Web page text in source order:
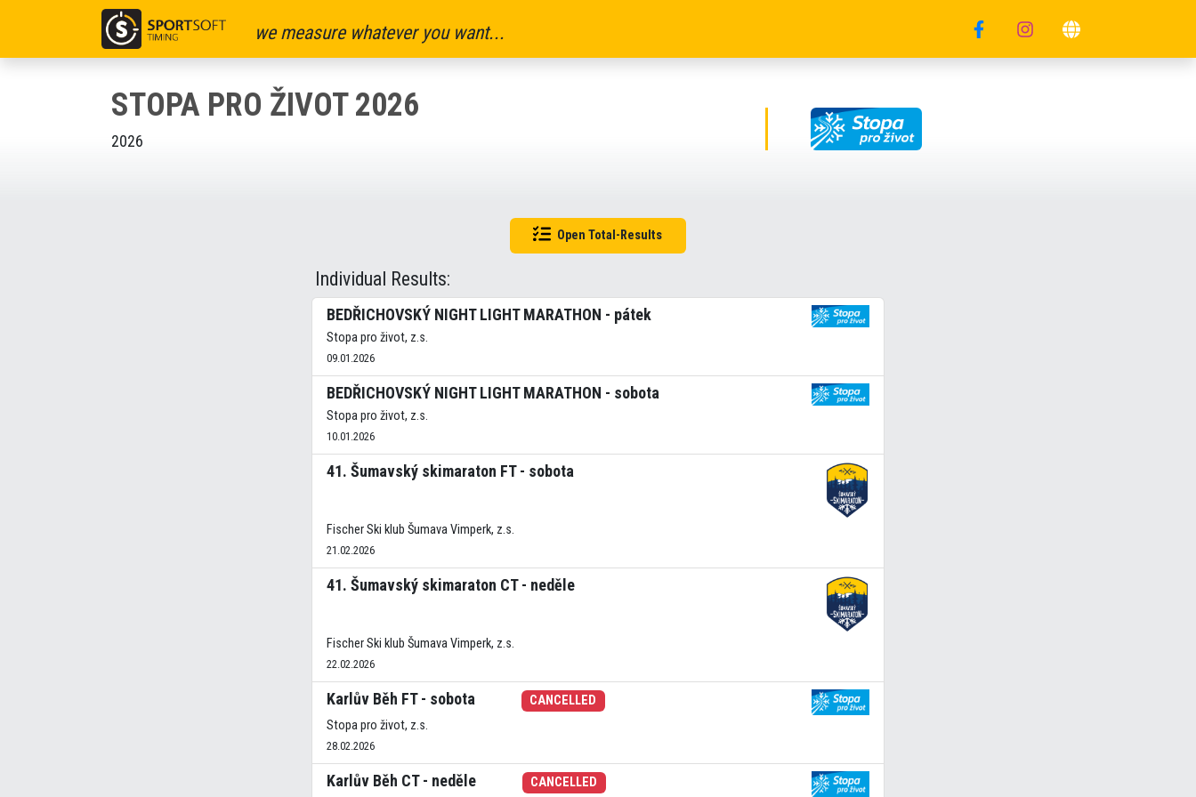
we measure whatever you want...
STOPA PRO ŽIVOT 2026
2026
Open Total-Results
Individual Results:
BEDŘICHOVSKÝ NIGHT LIGHT MARATHON - pátek
Stopa pro život, z.s.
09.01.2026
BEDŘICHOVSKÝ NIGHT LIGHT MARATHON - sobota
Stopa pro život, z.s.
10.01.2026
41. Šumavský skimaraton FT - sobota
Fischer Ski klub Šumava Vimperk, z.s.
21.02.2026
41. Šumavský skimaraton CT - neděle
Fischer Ski klub Šumava Vimperk, z.s.
22.02.2026
Karlův Běh FT - sobota
CANCELLED
Stopa pro život, z.s.
28.02.2026
Karlův Běh CT - neděle CANCELLED